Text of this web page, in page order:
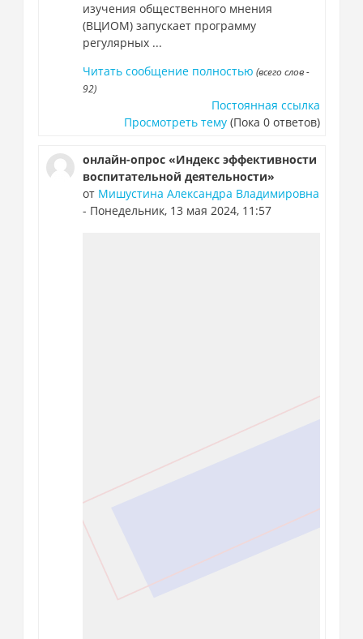
изучения общественного мнения
(ВЦИОМ) запускает программу
регулярных ...
Читать сообщение полностью (всего слов -
92)
Постоянная ссылка
Просмотреть тему(Пока 0 ответов)
онлайн-опрос «Индекс эффективности
воспитательной деятельности»
от Мишустина Александра Владимировна
- Понедельник, 13 мая 2024, 11:57